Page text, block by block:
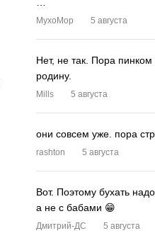
MyxoMop 5 августа
Нет, не так. Пора пинком
родину.
Mills 5 августа
они совсем уже. пора
rashton 5 августа
Вот. Поэтому бухать
а не с бабами 😁
Дмитрий-ДС 5 августа